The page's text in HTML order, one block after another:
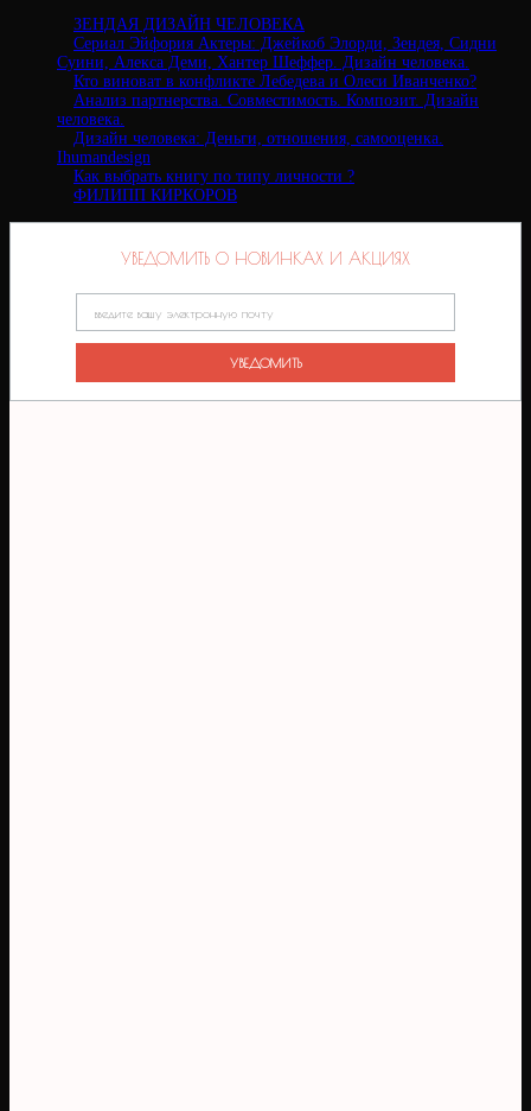
ЗЕНДАЯ ДИЗАЙН ЧЕЛОВЕКА
Сериал Эйфория Актеры: Джейкоб Элорди, Зендея, Сидни
Суини, Алекса Деми, Хантер Шеффер. Дизайн человека.
Кто виноват в конфликте Лебедева и Олеси Иванченко?
Анализ партнерства. Совместимость. Композит. Дизайн
человека.
Дизайн человека: Деньги, отношения, самооценка.
Ihumandesign
Как выбрать книгу по типу личности ?
ФИЛИПП КИРКОРОВ
УВЕДОМИТЬ О НОВИНКАХ И АКЦИЯХ